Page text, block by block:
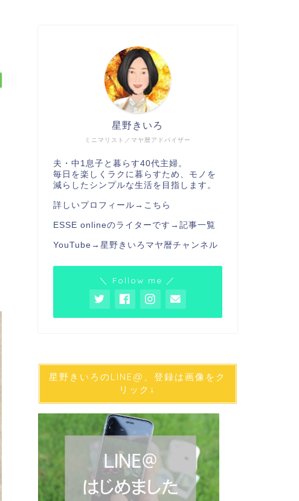
ミニマリスト／マヤ暦アドバイザー
星野きいろ
夫・中1息子と暮らす40代主婦。
毎日を楽しくラクに暮らすため、モノを
減らしたシンプルな生活を目指します。
詳しいプロフィール→ こちら
ESSE onlineのライターです→ 記事一覧
YouTube→ 星野きいろマヤ暦チャンネル
＼ Follow me ／
星野きいろのLINE@、登録は画像をク
リック↓